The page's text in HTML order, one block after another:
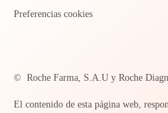
Preferencias cookies
© Roche Farma, S.A.U y Roche
El contenido de esta página web,